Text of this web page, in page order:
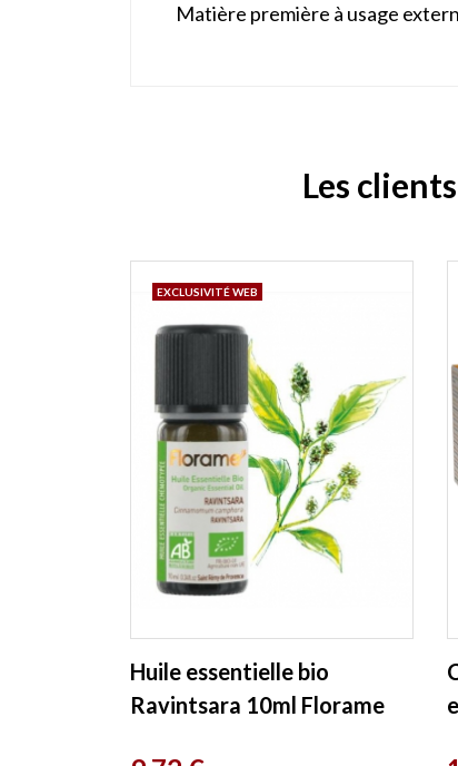
Matière première à usage
Les
Huile essentielle bio
Ravintsara 10ml Florame
EXCLUSIVITÉ WEB